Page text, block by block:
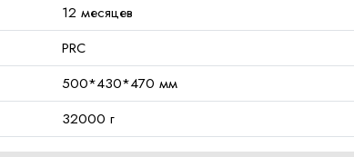
12 месяцев
PRC
500*430*470 мм
32000 г